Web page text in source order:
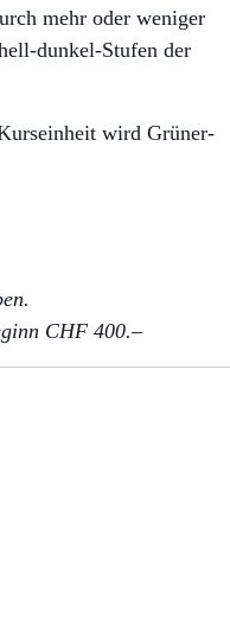
mehr oder weniger
dunkel-Stufen der
wird Grüner-
CHF 400.–